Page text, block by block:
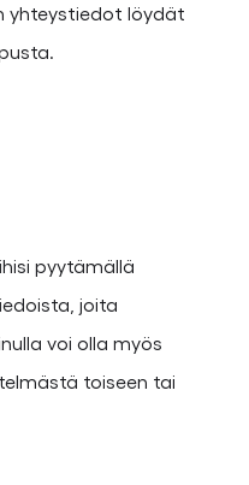
yhteystiedot löydät
pyytämällä
joita
voi olla myös
toiseen tai